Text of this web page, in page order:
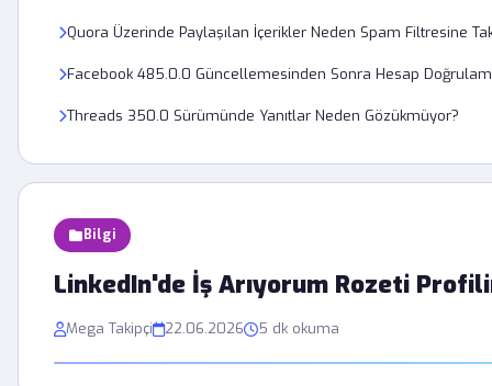
Bilgi
LinkedIn'de İş Arıyorum Rozeti
Mega Takipçi 22.06.2026 5 dk okuma
Quora Üzerinde Paylaşılan İçerikler Neden Spam Filtresine
Facebook 485.0.0 Güncellemesinden Sonra Hesap
Threads 350.0 Sürümünde Yanıtlar Neden Gözükmüyor?